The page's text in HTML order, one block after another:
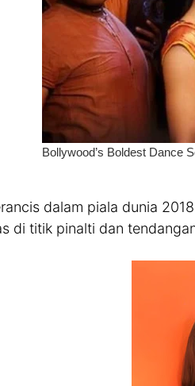
dalam piala dunia
di titik pinalti dan